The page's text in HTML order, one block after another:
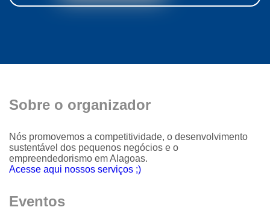
Sobre o organizador
Nós promovemos a competitividade, o desenvolvimento
sustentável dos pequenos negócios e o
empreendedorismo em Alagoas.
Acesse aqui nossos serviços ;)
Eventos